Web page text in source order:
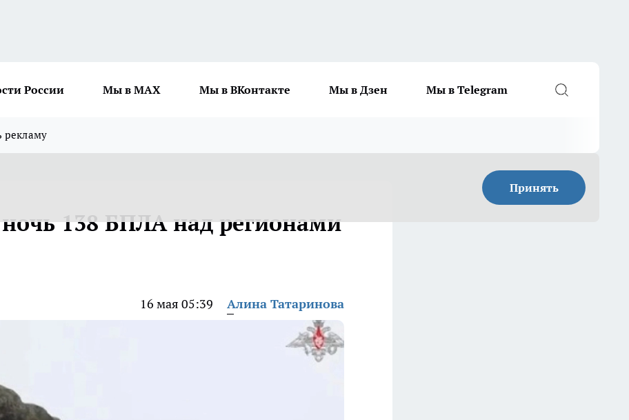
России Мы в MAX Мы в ВКонтакте Мы в Дзен Мы в Telegram
рекламу
Принять
138 БПЛА над регионами
16 мая 05:39 Алина Татаринова